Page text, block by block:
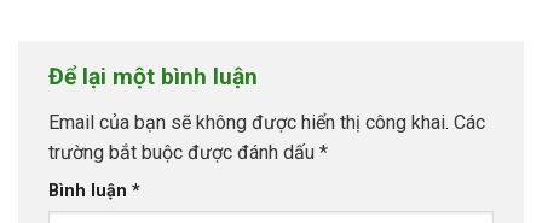
Để lại một bình luận
Email của bạn sẽ không được hiển thị công khai. Các
trường bắt buộc được đánh dấu *
Bình luận *